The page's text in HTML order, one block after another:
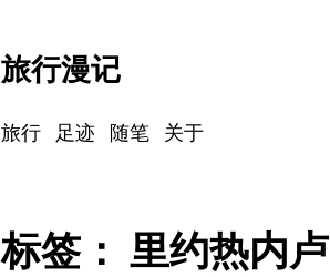
旅行漫记
旅行 足迹 随笔 关于
标签： 里约热内卢